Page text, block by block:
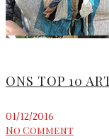
ONS TOP 10
01/12/2016
No Comment